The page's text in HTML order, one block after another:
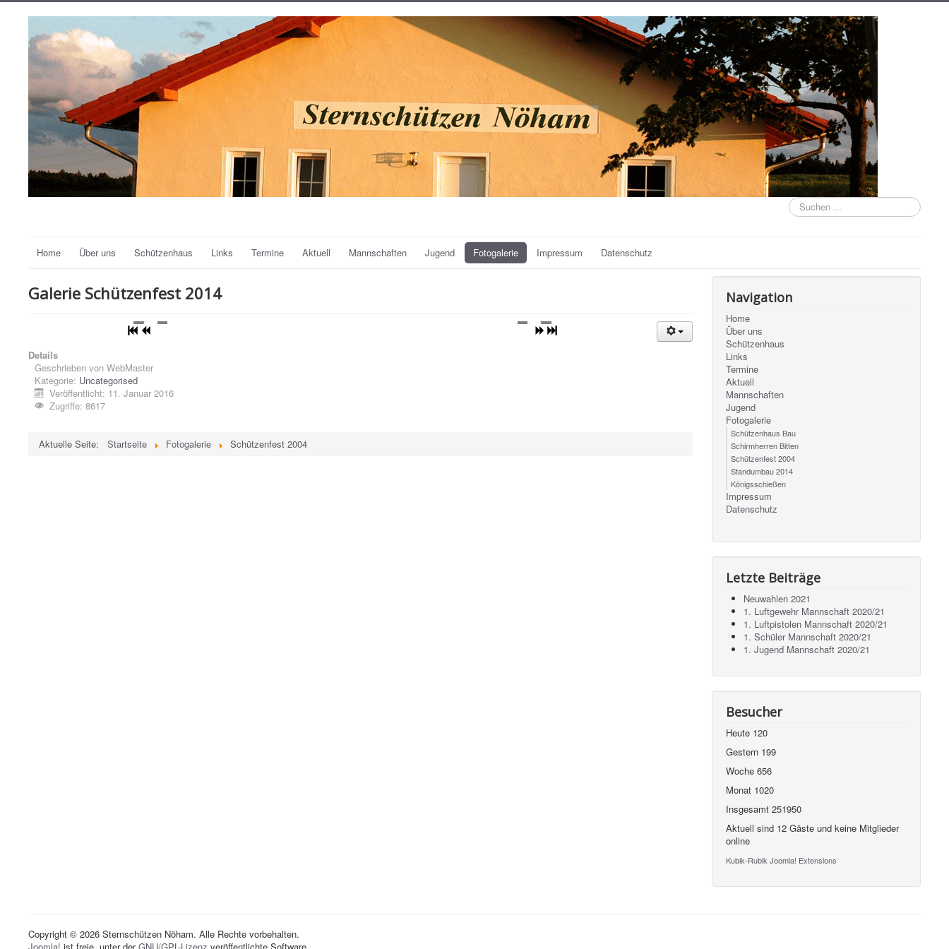
Suchen
...
Home Über uns Schützenhaus Links Termine Aktuell Mannschaften Jugend Fotogalerie Impressum Datenschutz
Galerie Schützenfest 2014
Details
Geschrieben von WebMaster
Kategorie: Uncategorised
Veröffentlicht: 11. Januar 2016
Zugriffe: 8617
Aktuelle Seite: Startseite Fotogalerie Schützenfest 2004
Navigation
Home
Über uns
Schützenhaus
Links
Termine
Aktuell
Mannschaften
Jugend
Fotogalerie
Schützenhaus Bau
Schirmherren Bitten
Schützenfest 2004
Standumbau 2014
Königsschießen
Impressum
Datenschutz
Letzte Beiträge
Neuwahlen 2021
1. Luftgewehr Mannschaft 2020/21
1. Luftpistolen Mannschaft 2020/21
1. Schüler Mannschaft 2020/21
1. Jugend Mannschaft 2020/21
Besucher
Heute 120
Gestern 199
Woche656
Monat 1020
Insgesamt251950
Aktuell sind 12 Gäste und keine Mitglieder
online
Kubik-Rubik Joomla! Extensions
Copyright © 2026 Sternschützen Nöham. Alle Rechte vorbehalten.